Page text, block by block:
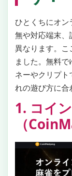
ひとくちにオ
無や対応端末、
異なります。こ
ました。無料
ネーやクリプ
れの遊び方に合
1. コイ
（